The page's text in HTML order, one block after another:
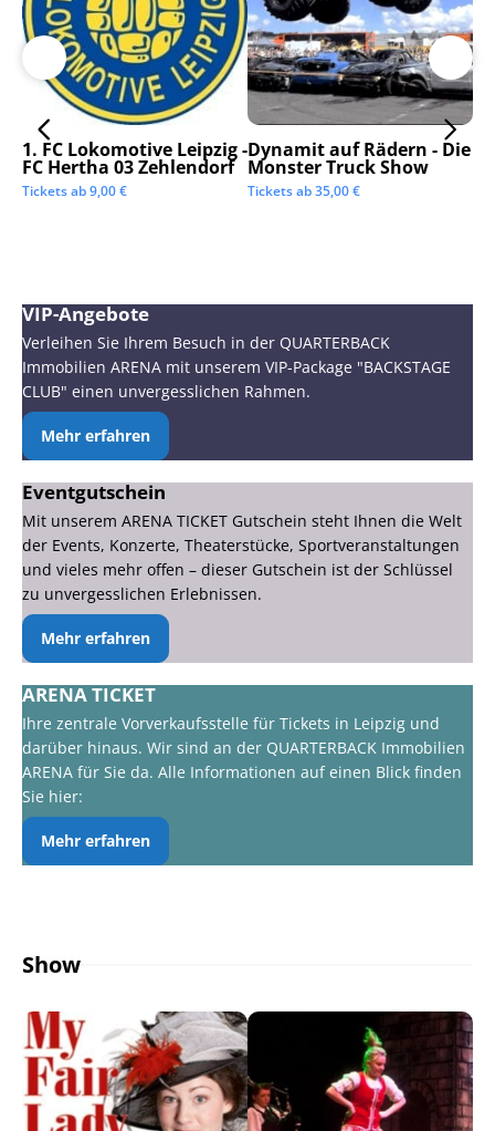
1. FC Lokomotive Leipzig -
FC Hertha 03 Zehlendorf
Tickets ab9,00€
Dynamit auf Rädern - Die
Monster Truck Show
Tickets ab35,00€
VIP-Angebote
Verleihen Sie Ihrem Besuch in der QUARTERBACK
Immobilien ARENA mit unserem VIP-Package "BACKSTAGE
CLUB" einen unvergesslichen Rahmen.
Mehr erfahren
Eventgutschein
Mit unserem ARENA TICKET Gutschein steht Ihnen die Welt
der Events, Konzerte, Theaterstücke, Sportveranstaltungen
und vieles mehr offen – dieser Gutschein ist der Schlüssel
zu unvergesslichen Erlebnissen.
Mehr erfahren
ARENA TICKET
Ihre zentrale Vorverkaufsstelle für Tickets in Leipzig und
darüber hinaus. Wir sind an der QUARTERBACK Immobilien
ARENA für Sie da. Alle Informationen auf einen Blick finden
Sie hier:
Mehr erfahren
Show